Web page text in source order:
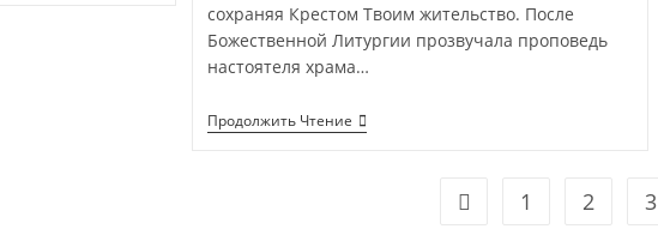
сохраняя Крестом Твоим жительство. После
Божественной Литургии прозвучала проповедь
настоятеля храма…
Продолжить Чтение
1 2 3